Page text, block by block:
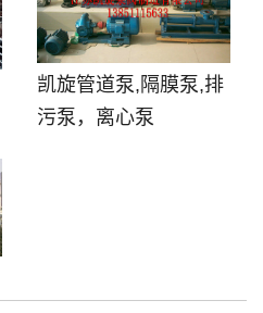
凯旋管道泵,隔膜泵,排
污泵，离心泵